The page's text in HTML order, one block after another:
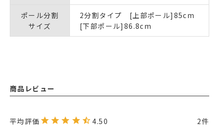
ポール分割
サイズ
2分割タイプ [上部ポール]85cm
[下部ポール]86.8cm
商品レビュー
4.50 2